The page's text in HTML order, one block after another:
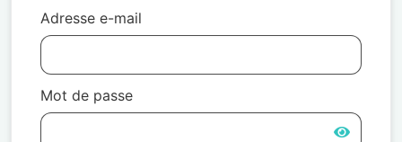
Adresse e-mail
Mot de passe